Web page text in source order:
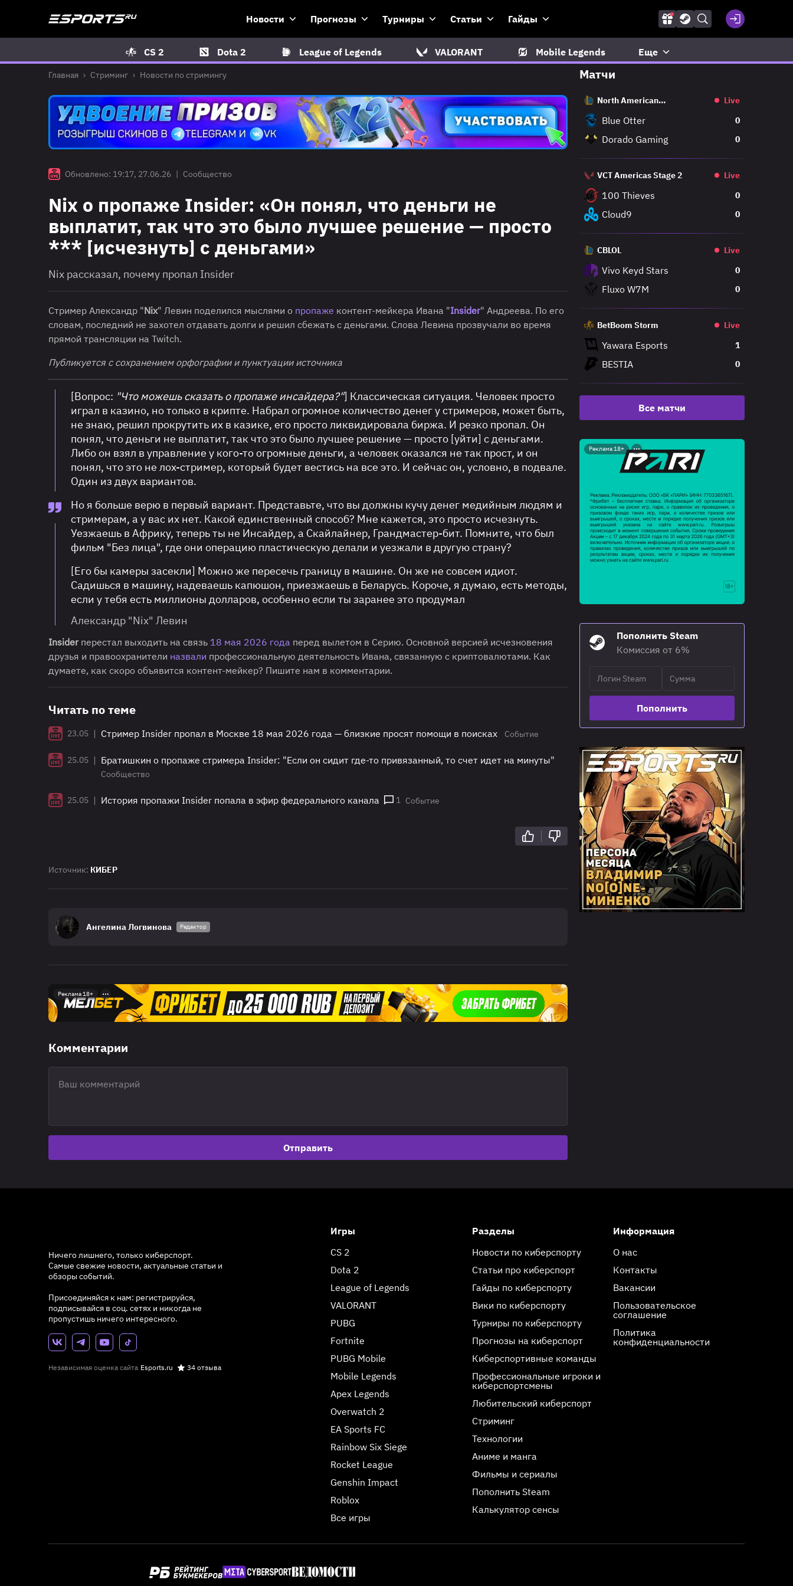
Новости Прогнозы Турниры Статьи Гайды
CS 2 Dota 2 League of Legends VALORANT Mobile Legends Еще
Главная Стриминг Новости по стримингу
Обновлено: 19:17, 27.06.26 | Сообщество
Nix о пропаже Insider: «Он понял, что деньги не
выплатит, так что это было лучшее решение — просто
*** [исчезнуть] с деньгами»
Nix рассказал, почему пропал Insider
Стример Александр "Nix" Левин поделился мыслями о пропаже контент-мейкера Ивана "Insider" Андреева. По его
словам, последний не захотел отдавать долги и решил сбежать с деньгами. Слова Левина прозвучали во время
прямой трансляции на Twitch.
Публикуется с сохранением орфографии и пунктуации источника
[Вопрос: "Что можешь сказать о пропаже инсайдера?"] Классическая ситуация. Человек просто
играл в казино, но только в крипте. Набрал огромное количество денег у стримеров, может быть,
не знаю, решил прокрутить их в казике, его просто ликвидировала биржа. И резко пропал. Он
понял, что деньги не выплатит, так что это было лучшее решение — просто [уйти] с деньгами.
Либо он взял в управление у кого-то огромные деньги, а человек оказался не так прост, и он
понял, что это не лох-стример, который будет вестись на все это. И сейчас он, условно, в подвале.
Один из двух вариантов.
Но я больше верю в первый вариант. Представьте, что вы должны кучу денег медийным людям и
стримерам, а у вас их нет. Какой единственный способ? Мне кажется, это просто исчезнуть.
Уезжаешь в Африку, теперь ты не Инсайдер, а Скайлайнер, Грандмастер-бит. Помните, что был
фильм "Без лица", где они операцию пластическую делали и уезжали в другую страну?
[Его бы камеры засекли] Можно же пересечь границу в машине. Он же не совсем идиот.
Садишься в машину, надеваешь капюшон, приезжаешь в Беларусь. Короче, я думаю, есть методы,
если у тебя есть миллионы долларов, особенно если ты заранее это продумал
Александр "Nix" Левин
Insiderперестал выходить на связь 18 мая 2026 года перед вылетом в Серию. Основной версией исчезновения
друзья и правоохранители назвали профессиональную деятельность Ивана, связанную с криптовалютами. Как
думаете, как скоро объявится контент-мейкер? Пишите нам в комментарии.
Читать по теме
23.05 | Стример Insider пропал в Москве 18 мая 2026 года — близкие просят помощи в поисках Событие
25.05 | Братишкин о пропаже стримера Insider: "Если он сидит где-то привязанный, то счет идет на минуты"
Сообщество
25.05 | История пропажи Insider попала в эфир федерального канала 1 Событие
Источник: КИБЕР
Ангелина Логвинова Редактор
Реклама 18+
Комментарии
Отправить
Матчи
North American
Live
Blue Otter 0
Dorado Gaming 0
VCT Americas Stage 2 Live
100 Thieves 0
Cloud9 0
CBLOL Live
Vivo Keyd Stars 0
Fluxo W7M 0
BetBoom Storm Live
Yawara Esports 1
BESTIA 0
Все матчи
Реклама 18+
Пополнить Steam
Комиссия от 6%
Пополнить
Ничего лишнего, только киберспорт.
Самые свежие новости, актуальные статьи и
обзоры событий.
Присоединяйся к нам: регистрируйся,
подписывайся в соц. сетях и никогда не
пропустишь ничего интересного.
Независимая оценка сайта Esports.ru 34 отзыва
Игры
CS 2
Dota 2
League of Legends
VALORANT
PUBG
Fortnite
PUBG Mobile
Mobile Legends
Apex Legends
Overwatch 2
EA Sports FC
Rainbow Six Siege
Rocket League
Genshin Impact
Roblox
Все игры
Разделы
Новости по киберспорту
Статьи про киберспорт
Гайды по киберспорту
Вики по киберспорту
Турниры по киберспорту
Прогнозы на киберспорт
Киберспортивные команды
Профессиональные игроки и
киберспортсмены
Любительский киберспорт
Стриминг
Технологии
Аниме и манга
Фильмы и сериалы
Пополнить Steam
Калькулятор сенсы
Информация
О нас
Контакты
Вакансии
Пользовательское
соглашение
Политика
конфиденциальности